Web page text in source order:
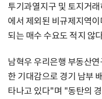
투기과열지구 및 토지거
에서 제외된 비규제지역
되는 매수 수요도 적지 않
남혁우 우리은행 부동산
한 기대감으로 경기 남부
타나고 있다"며 "동탄의